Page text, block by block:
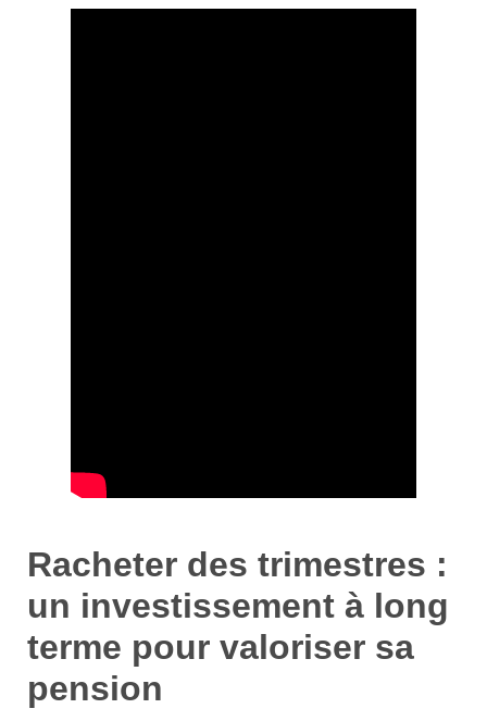
Racheter des trimestres :
un investissement à long
terme pour valoriser sa
pension